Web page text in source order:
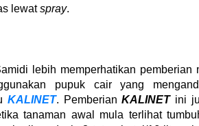
lewatspray.
lebih memperhatikan pemberian
pupuk cair yang
KALINET. PemberianKALINETini
tanaman awal mula terlihat